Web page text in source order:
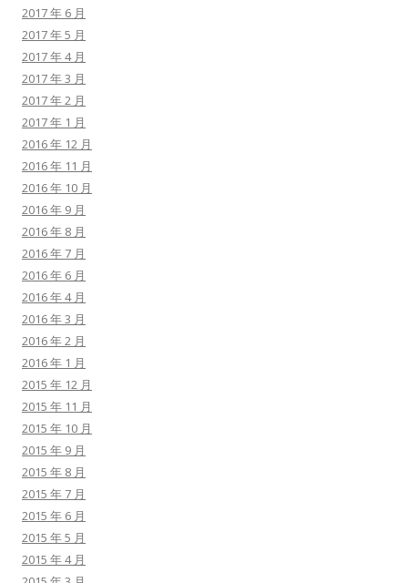
2017 年 6 月
2017 年 5 月
2017 年 4 月
2017 年 3 月
2017 年 2 月
2017 年 1 月
2016 年 12 月
2016 年 11 月
2016 年 10 月
2016 年 9 月
2016 年 8 月
2016 年 7 月
2016 年 6 月
2016 年 4 月
2016 年 3 月
2016 年 2 月
2016 年 1 月
2015 年 12 月
2015 年 11 月
2015 年 10 月
2015 年 9 月
2015 年 8 月
2015 年 7 月
2015 年 6 月
2015 年 5 月
2015 年 4 月